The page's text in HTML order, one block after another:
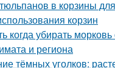
в корзины
корзин
когда убирать морковь
и региона
тёмных уголков: